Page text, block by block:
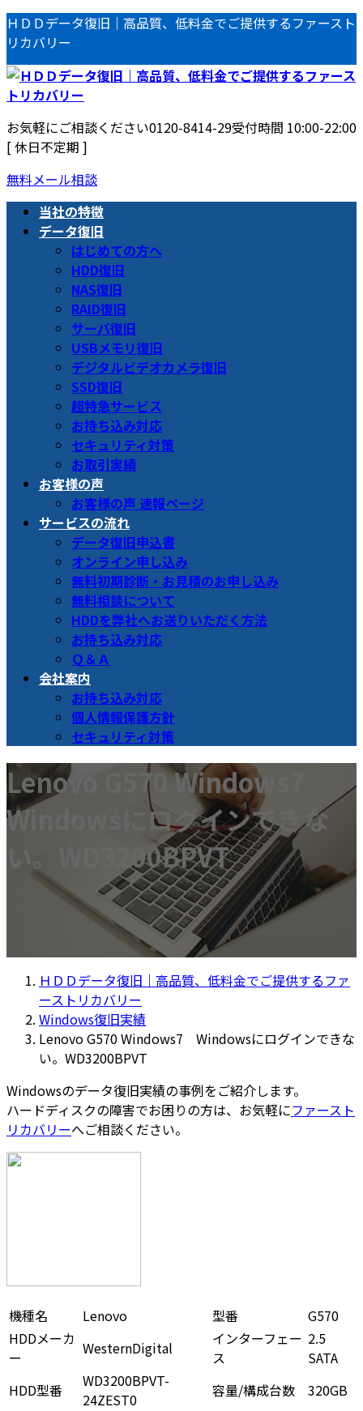
コ
ン
テ
ン
ツ
へ
ス
キ
ッ
プ
ナ
ビ
ゲ
ー
シ
ョ
ン
に
移
動
ＨＤＤデータ復旧｜高品質、低料金でご提供するファースト
リカバリー
お気軽にご相談ください0120-8414-29受付時間 10:00-22:00
[ 休日不定期 ]
無料メール相談
当社の特徴
データ復旧
はじめての方へ
HDD復旧
NAS復旧
RAID復旧
サーバ復旧
USBメモリ復旧
デジタルビデオカメラ復旧
SSD復旧
超特急サービス
お持ち込み対応
セキュリティ対策
お取引実績
お客様の声
お客様の声 速報ページ
サービスの流れ
データ復旧申込書
オンライン申し込み
無料初期診断・お見積のお申し込み
無料相談について
HDDを弊社へお送りいただく方法
お持ち込み対応
Ｑ＆Ａ
会社案内
お持ち込み対応
個人情報保護方針
セキュリティ対策
Lenovo G570 Windows7
Windowsにログインできな
い。WD3200BPVT
ＨＤＤデータ復旧｜高品質、低料金でご提供するファ
ーストリカバリー
Windows復旧実績
Lenovo G570 Windows7 Windowsにログインできな
い。WD3200BPVT
Windowsのデータ復旧実績の事例をご紹介します。
ハードディスクの障害でお困りの方は、お気軽にファースト
リカバリーへご相談ください。
機種名 Lenovo 型番
G570
HDDメーカ
ー
WesternDigital
インターフェー
ス
2.5
SATA
HDD型番
WD3200BPVT-
24ZEST0
容量/構成台数 320GB